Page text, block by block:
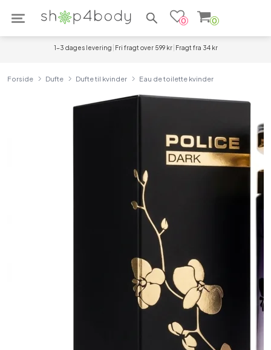
Søg efter produkter
0 0
1-3 dages levering Fri fragt over 599 kr Fragt fra 34 kr
Forside Dufte Dufte til kvinder Eau de toilette kvinder